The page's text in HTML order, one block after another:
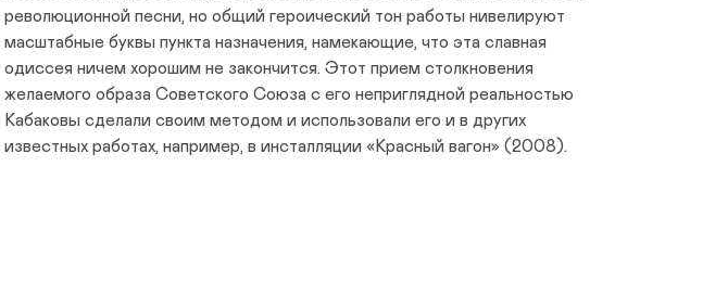
революционной песни, но общий героический тон работы нивелируют
масштабные буквы пункта назначения, намекающие, что эта славная
одиссея ничем хорошим не закончится. Этот прием столкновения
желаемого образа Советского Союза с его неприглядной реальностью
Кабаковы сделали своим методом и использовали его и в других
известных работах, например, в инсталляции «Красный вагон» (2008).